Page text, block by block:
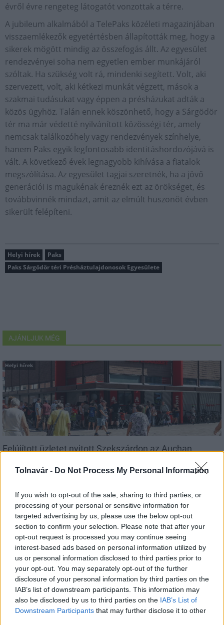
Tolnavár - Do Not Process My Personal Information
If you wish to opt-out of the sale, sharing to third parties, or
processing of your personal or sensitive information for
targeted advertising by us, please use the below opt-out
section to confirm your selection. Please note that after your
opt-out request is processed you may continue seeing
interest-based ads based on personal information utilized by
us or personal information disclosed to third parties prior to
your opt-out. You may separately opt-out of the further
disclosure of your personal information by third parties on the
IAB’s list of downstream participants. This information may
also be disclosed by us to third parties on the IAB’s List of
Downstream Participants that may further disclose it to other
évről évre rengeteg látogatót vonzottak a térre.
A jubileum alkalmából a TelePaks közéleti magazinjában
visszaemlékezők egyetértésben állapították meg, hogy a
sikerek mögött mindig az összefogás állt. Az egyesület
rendezvényei soha nem egyetlen ember munkájáról
szóltak. Ha szükség volt rá, mindenki segített. Volt, aki
szervezett, volt, aki kétkezi munkát végzett, mások a
szakmai tudásukat vagy éppen a présházukat adták a
közös ügyhöz. Talán ennek köszönhető, hogy a Sárgödör
tér ma már védetté nyilvánított közösségi tér, amely
nemcsak találkozóhely vagy rendezvények színhelye,
hanem Paks egyik legfontosabb identitáshordozójává is
vált. A következő évek legnagyobb kihívása a fiatalok
megszólítása. Az egyesület tagjai szeretnék, ha a jövő
generációi is magukénak éreznék ezt az örökséget, és
továbbvinnék mindazt, amit az elmúlt huszonöt évben
sikerült felépíteni.
Helyi hírek
Paks
Paks Sárgödör téri Présháztulajdonosok Egyesülete
AJÁNLJUK MÉG
Helyi hírek
Felújított üzletet nyitott Szekszárdon az Auchan
Helyi hírek
Amire többmillióan vártunk: szombattól másodfokúra
csökken a riasztás